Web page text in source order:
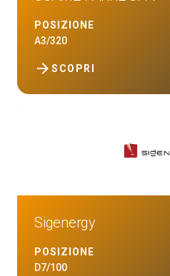
POSIZIONE
A3/320
SCOPRI
arrow_forward
Sigenergy
POSIZIONE
D7/100